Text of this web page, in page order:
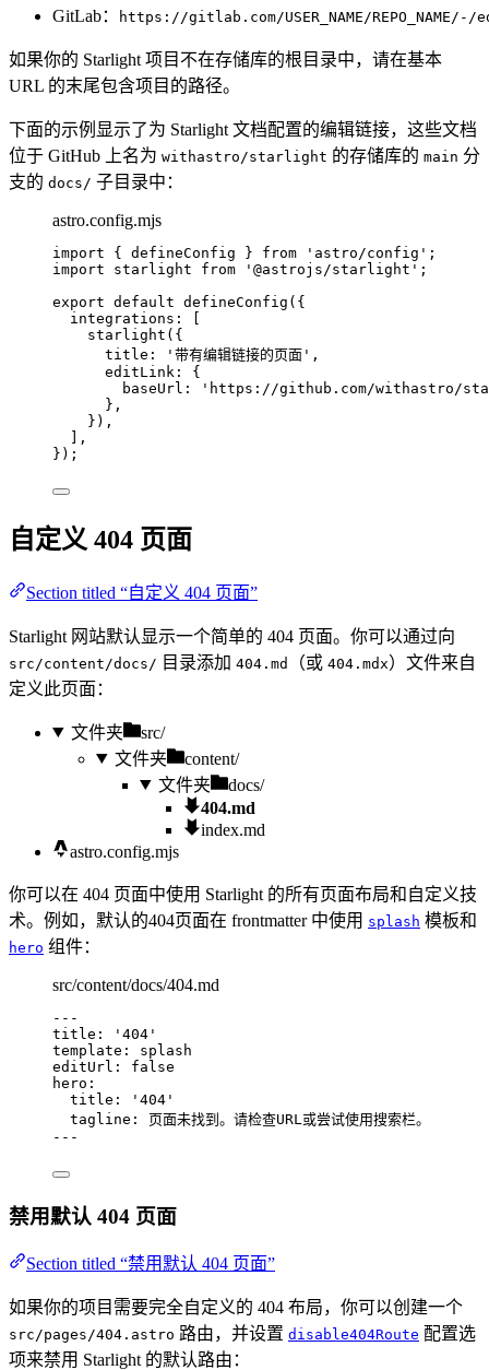
GitLab： https://gitlab.com/USER_NAME/REPO_NAME/-/
如果你的 Starlight 项目不在存储库的根目录中，请在基本
URL 的末尾包含项目的路径。
下面的示例显示了为 Starlight 文档配置的编辑链接，这些文档
位于 GitHub 上名为 withastro/starlight 的存储库的 main 分
支的 docs/ 子目录中：
astro.config.mjs
import { defineConfig } from ' astro/config ' ;
import starlight from ' @astrojs/starlight ' ;
export default defineConfig ({
integrations: [
starlight ({
title:
' 带有编辑链接的页面 ' ,
editLink: {
baseUrl:
' https://github.com/withastro/
},
}),
],
});
自定义 404 页面
Section titled “自定义 404 页面”
Starlight 网站默认显示一个简单的 404 页面。你可以通过向
src/content/docs/ 目录添加 404.md （或 404.mdx）文件来自
定义此页面：
文件夹
src/
文件夹
content/
文件夹
docs/
404.md
index.md
astro.config.mjs
你可以在 404 页面中使用 Starlight 的所有页面布局和自定义技
术。例如，默认的404页面在 frontmatter 中使用 splash 模板和
hero 组件：
src/content/docs/404.md
---
title : ' 404 '
template : splash
editUrl : false
hero :
title : ' 404 '
tagline : 页面未找到。请检查URL或尝试使用搜索栏。
---
禁用默认 404 页面
Section titled “禁用默认 404 页面”
如果你的项目需要完全自定义的 404 布局，你可以创建一个
src/pages/404.astro 路由，并设置 disable404Route 配置选
项来禁用 Starlight 的默认路由：